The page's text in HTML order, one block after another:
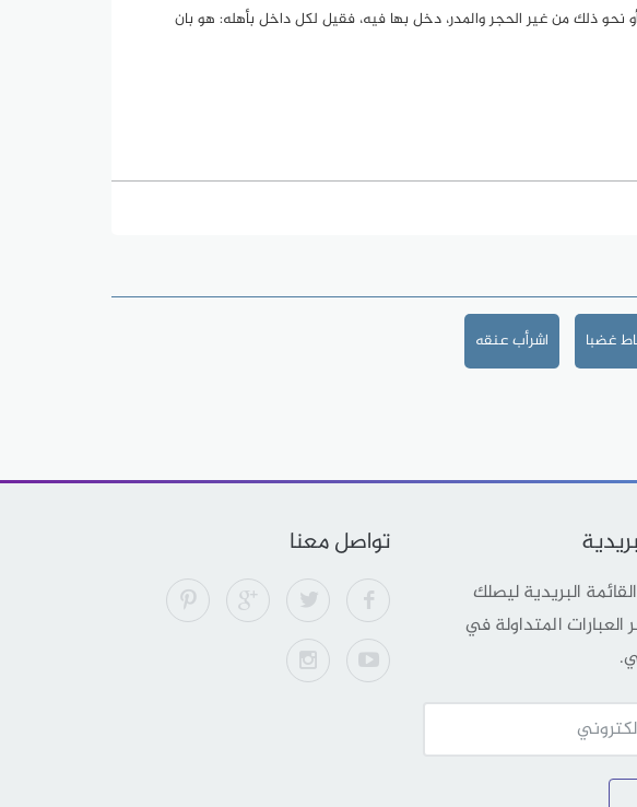
نحو ذلك من غير الحجر والمدر، دخل بها فيه، فقيل لكل داخل بأهله: هو بان
غضبا اشرأب عنقه
البريدية ليصلك
العبارات المتداولة في
تواصل معنا